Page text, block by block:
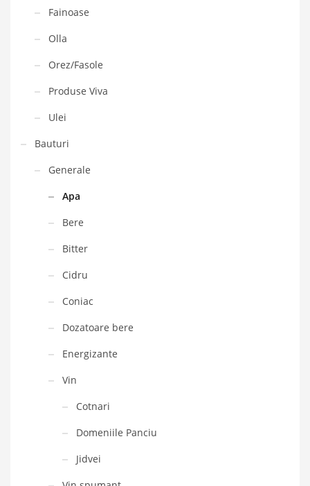
Fainoase
Olla
Orez/Fasole
Produse Viva
Ulei
Bauturi
Generale
Apa
Bere
Bitter
Cidru
Coniac
Dozatoare bere
Energizante
Vin
Cotnari
Domeniile Panciu
Jidvei